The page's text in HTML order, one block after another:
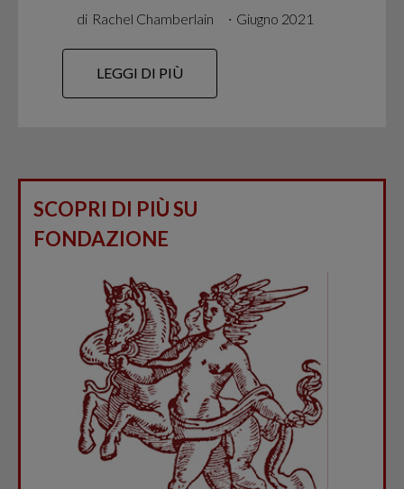
di Rachel Chamberlain ∙ Giugno 2021
LEGGI DI PIÙ
SCOPRI DI PIÙ SU
FONDAZIONE